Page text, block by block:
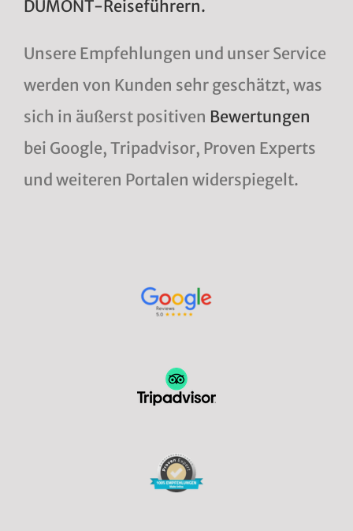
DUMONT-Reiseführern.
Unsere Empfehlungen und unser Service
werden von Kunden sehr geschätzt, was
sich in äußerst positiven Bewertungen
bei Google, Tripadvisor, Proven Experts
und weiteren Portalen widerspiegelt.